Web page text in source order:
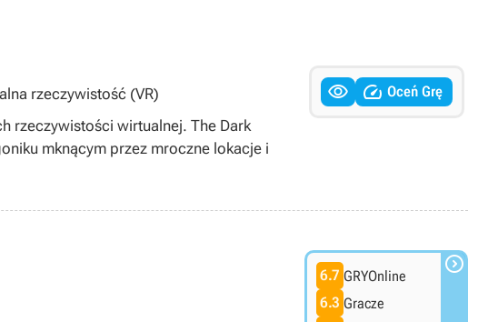
rzeczywistość (VR)
rzeczywistości wirtualnej. The Dark
mknącym przez mroczne lokacje i
  Oceń Grę
6.7 GRYOnline
6.3 Gracze
